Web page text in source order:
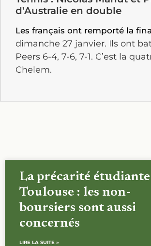
d’Australie en double
Les français ont remporté la
dimanche 27 janvier. Ils ont
Peers 6-4, 7-6, 7-1. C’est la
Chelem.
La précarité étudiante
Toulouse : les non-
boursiers sont aussi
concernés
LIRE LA SUITE »